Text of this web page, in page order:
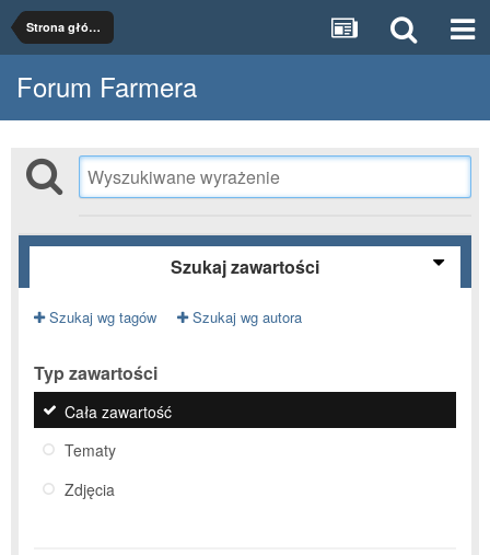
Strona główna
Forum Farmera
Szukaj zawartości
Szukaj wg tagów Szukaj wg autora
Typ zawartości
Cała zawartość
Tematy
Zdjęcia